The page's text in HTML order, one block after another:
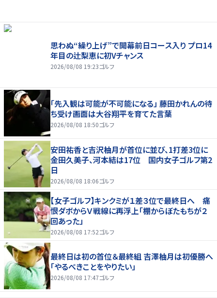
思わぬ“繰り上げ”で開幕前日コース入り プロ14
年目の辻梨恵に初Vチャンス
2026/08/08 19:23ゴルフ
「先入観は可能が不可能になる」 藤田かれんの待
ち受け画面は大谷翔平を育てた言葉
2026/08/08 18:50ゴルフ
安田祐香と吉沢柚月が首位に並び、1打差3位に
金田久美子、河本結は17位 国内女子ゴルフ第2
日
2026/08/08 18:06ゴルフ
【女子ゴルフ】キンクミが１差３位で最終日へ 痛
恨ダボからＶ戦線に再浮上「棚からぼたもちが２
回あった」
2026/08/08 17:52ゴルフ
最終日は初の首位＆最終組 吉澤柚月は初優勝へ
「やるべきことをやりたい」
2026/08/08 17:47ゴルフ